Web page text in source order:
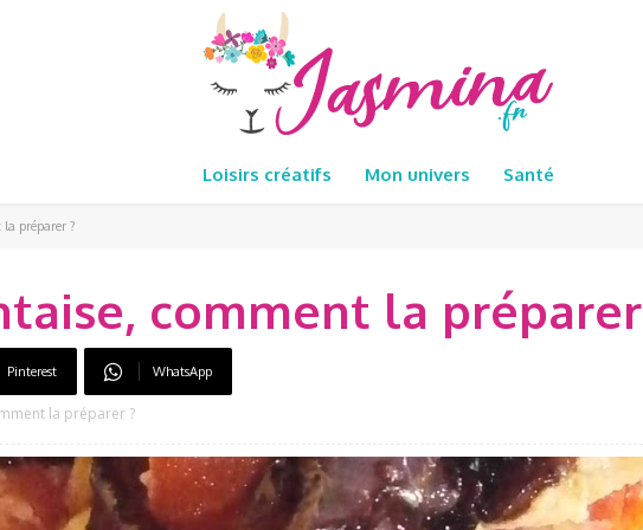
Loisirs créatifs Mon univers Santé
préparer ?
comment la
Pinterest WhatsApp
la préparer ?